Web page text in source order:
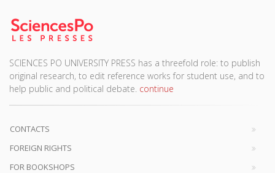
SCIENCES PO UNIVERSITY PRESS has a threefold role: to publish
original research, to edit reference works for student use, and to
help public and political debate. continue
CONTACTS
FOREIGN RIGHTS
FOR BOOKSHOPS